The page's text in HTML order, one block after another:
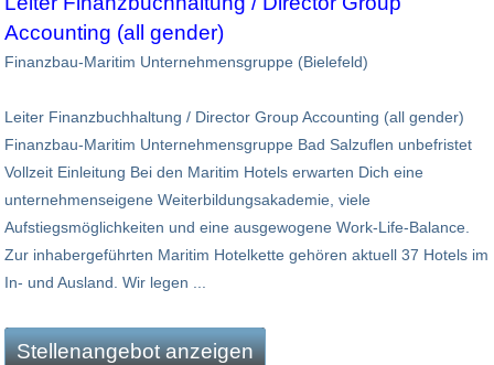
Accounting (all gender)
Finanzbau-Maritim Unternehmensgruppe (Bielefeld)
Leiter Finanzbuchhaltung / Director Group Accounting (all gender)
Finanzbau-Maritim Unternehmensgruppe Bad Salzuflen unbefristet
Vollzeit Einleitung Bei den Maritim Hotels erwarten Dich eine
unternehmenseigene Weiterbildungsakademie, viele
Aufstiegsmöglichkeiten und eine ausgewogene Work-Life-Balance.
Zur inhabergeführten Maritim Hotelkette gehören aktuell 37 Hotels im
In- und Ausland. Wir legen ...
Stellenangebot anzeigen